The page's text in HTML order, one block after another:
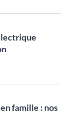
famille : nos